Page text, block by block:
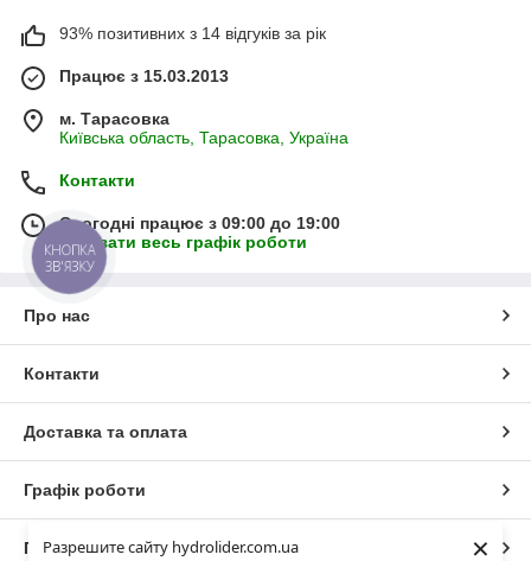
Разрешите сайту hydrolider.com.ua
×
93% позитивних з 14 відгуків за рік
Працює з 15.03.2013
м. Тарасовка
Київська область, Тарасовка, Україна
Контакти
Сьогодні працює з 09:00 до 19:00
Показати весь графік роботи
Про нас
Контакти
Доставка та оплата
Графік роботи
Повна версія сайту
КНОПКА
ЗВ'ЯЗКУ